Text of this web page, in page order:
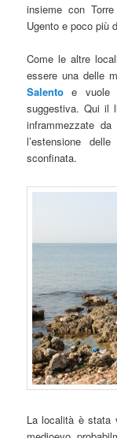
insieme con
Ugento e poco più
Come le altre
essere una delle
Salento e vuole
suggestiva. Qui il
inframmezzate
l’estensione
sconfinata.
La località è stata